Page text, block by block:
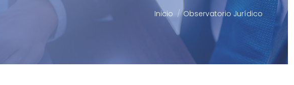
Inicio Observatorio Jurídico